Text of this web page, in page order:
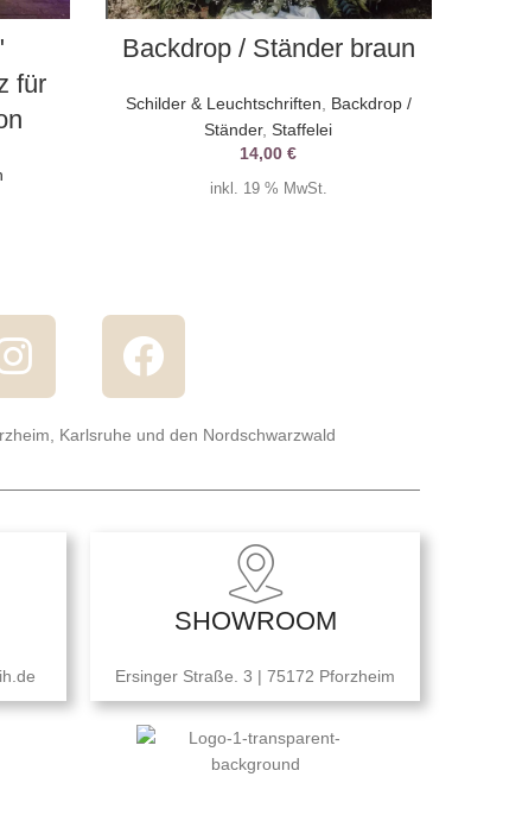
für
Backdrop / Ständer braun
Schilder & Leuchtschriften
Backdrop /
Ständer,Staffelei
14,00€
inkl. 19 % MwSt.
Karlsruhe und den Nordschwarzwald
SHOWROOM
Ersinger Straße. 3 | 75172 Pforzheim